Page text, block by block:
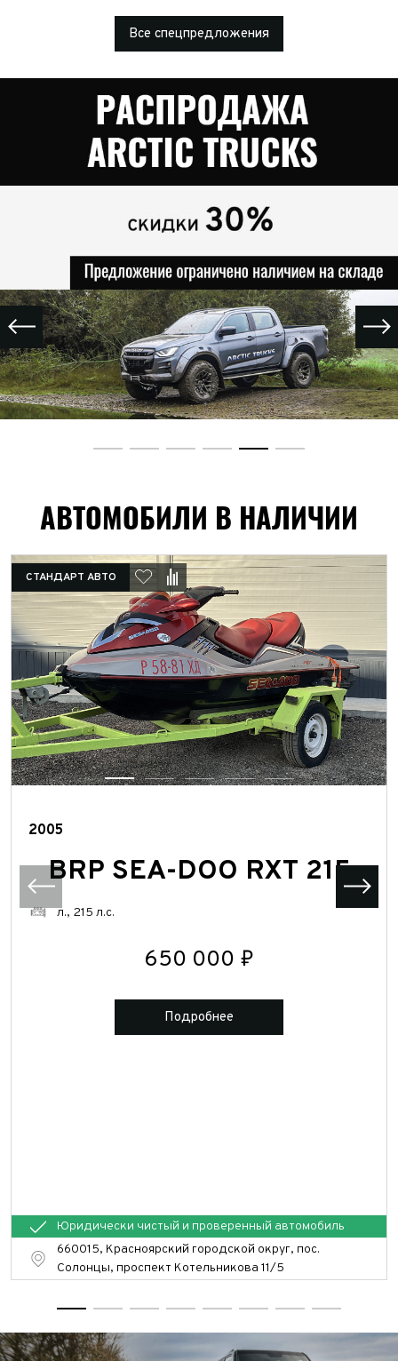
Все спецпредложения
АВТОМОБИЛИ В НАЛИЧИИ
СТАНДАРТ АВТО
2005
BRP SEA-DOO RXT 215
л., 215 л.с.
650 000 ₽
Подробнее
Юридически чистый и проверенный автомобиль
660015, Красноярский городской округ, пос.
Солонцы, проспект Котельникова 11/5